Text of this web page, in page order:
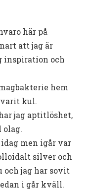
här på
att jag är
inspiration och
hem
varit kul.
jag aptitlöshet,
olag.
men igår var
silver och
jag har sovit
i går kväll.